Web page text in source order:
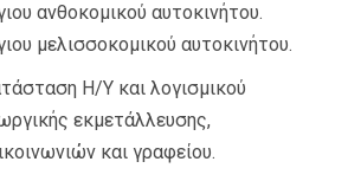
ανθοκοµικού αυτοκινήτου.
µελισσοκοµικού αυτοκινήτου.
Η/Υ και λογισµικού
εκµετάλλευσης,
και γραφείου.